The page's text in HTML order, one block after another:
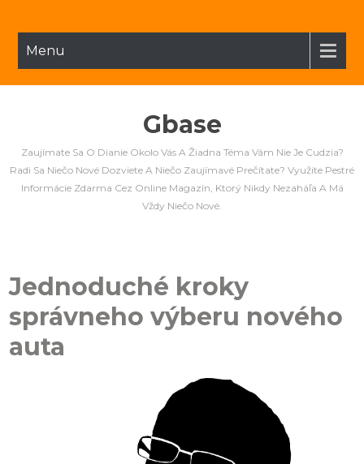
Menu
Gbase
Zaujímate Sa O Dianie Okolo Vás A Žiadna Téma Vám Nie Je Cudzia?
Radi Sa Niečo Nové Dozviete A Niečo Zaujímavé Prečítate? Využite Pestré
Informácie Zdarma Cez Online Magazín, Ktorý Nikdy Nezaháľa A Má
Vždy Niečo Nové.
Jednoduché kroky
správneho výberu nového
auta